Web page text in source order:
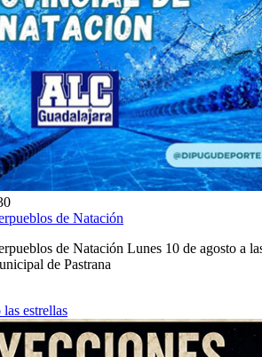
de Natación
de Natación Lunes 10 de agosto a
de Pastrana
estrellas